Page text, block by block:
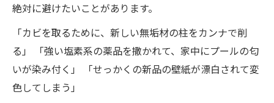
絶対に避けたいことがあります。
「カビを取るために、新しい無垢材の柱をカンナで削
る」 「強い塩素系の薬品を撒かれて、家中にプールの匂
いが染み付く」 「せっかくの新品の壁紙が漂白されて変
色してしまう」